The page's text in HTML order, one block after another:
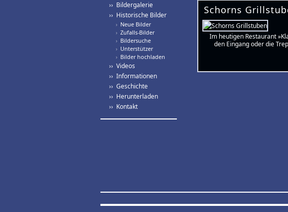
›› Bildergalerie
›› Historische Bilder
› Neue Bilder
› Zufalls-Bilder
› Bildersuche
› Unterstützer
› Bilder hochladen
›› Videos
›› Informationen
›› Geschichte
›› Herunterladen
›› Kontakt
Schorns
Im heutigen Restaurant
den Eingang oder die